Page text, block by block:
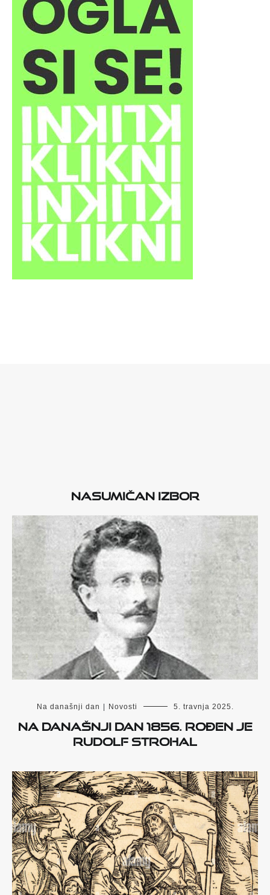
Nasumičan izbor
Na današnji dan | Novosti 5. travnja 2025.
Na današnji dan 1856. rođen je
Rudolf Strohal